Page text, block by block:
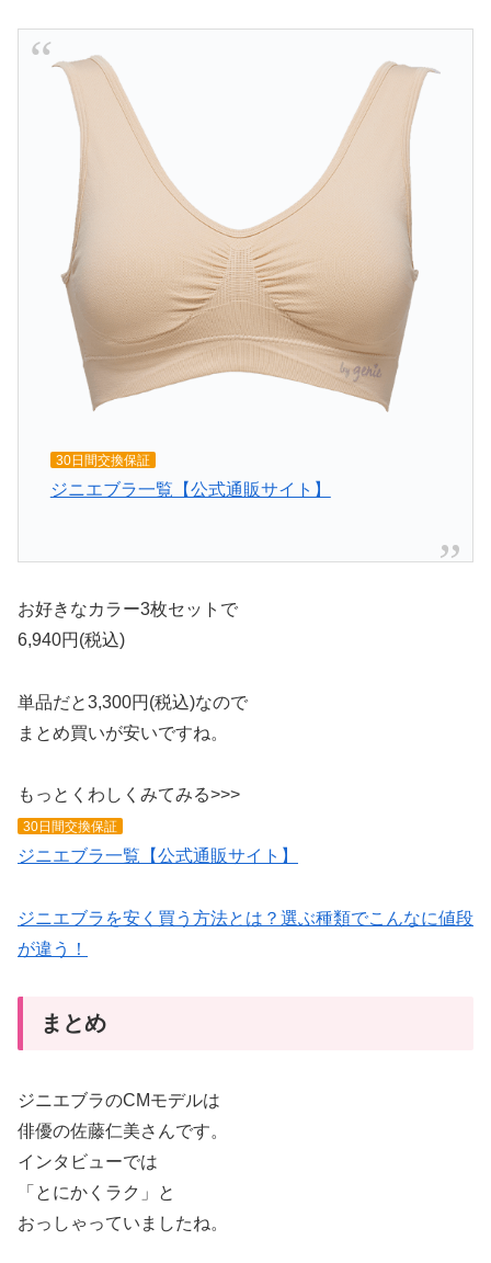
30日間交換保証
ジニエブラ一覧【公式通販サイト】
お好きなカラー3枚セットで
6,940円(税込)
単品だと3,300円(税込)なので
まとめ買いが安いですね。
もっとくわしくみてみる>>>
30日間交換保証
ジニエブラ一覧【公式通販サイト】
ジニエブラを安く買う方法とは？選ぶ種類でこんなに値段
が違う！
まとめ
ジニエブラのCMモデルは
俳優の佐藤仁美さんです。
インタビューでは
「とにかくラク」と
おっしゃっていましたね。